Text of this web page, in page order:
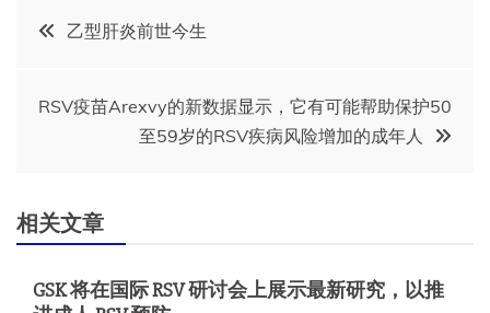
文
航
乙型肝炎前世今生
RSV疫苗Arexvy的新数据显示，它有可能帮助保护50
至59岁的RSV疾病风险增加的成年人
相关文章
GSK 将在国际 RSV 研讨会上展示最新研究，以推